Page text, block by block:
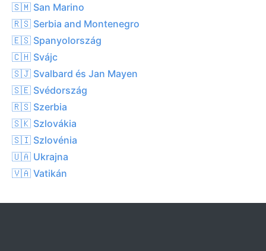
🇸🇲 San Marino
🇷🇸 Serbia and Montenegro
🇪🇸 Spanyolország
🇨🇭 Svájc
🇸🇯 Svalbard és Jan Mayen
🇸🇪 Svédország
🇷🇸 Szerbia
🇸🇰 Szlovákia
🇸🇮 Szlovénia
🇺🇦 Ukrajna
🇻🇦 Vatikán